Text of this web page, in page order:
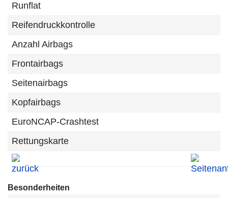
Runflat
Reifendruckkontrolle
Anzahl Airbags
Frontairbags
Seitenairbags
Kopfairbags
EuroNCAP-Crashtest
Rettungskarte
Besonderheiten